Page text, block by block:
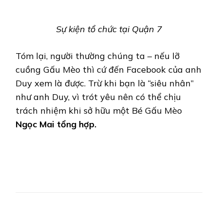
như anh Duy, vì trót yêu nên có thể chịu
Ngọc Mai tổng hợp.